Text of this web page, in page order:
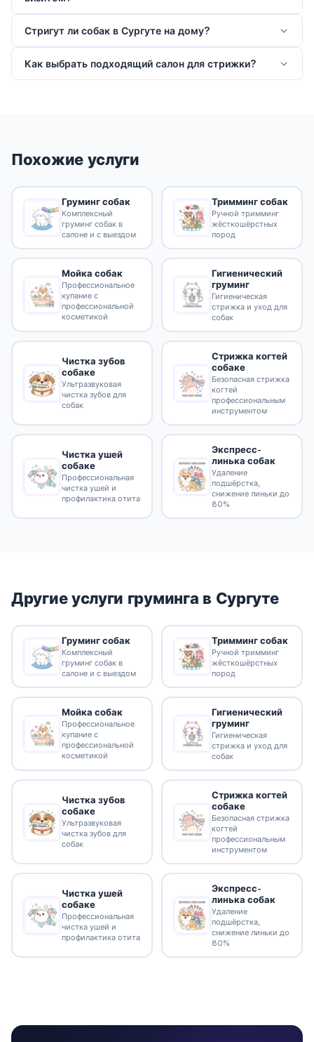
Стригут ли собак в Сургуте на дому?
Как выбрать подходящий салон для стрижки?
Похожие услуги
Груминг собак
Комплексный
груминг собак в
салоне и с выездом
Тримминг собак
Ручной тримминг
жёсткошёрстных
пород
Мойка собак
Профессиональное
купание с
профессиональной
косметикой
Гигиенический
груминг
Гигиеническая
стрижка и уход для
собак
Чистка зубов
собаке
Ультразвуковая
чистка зубов для
собак
Стрижка когтей
собаке
Безопасная стрижка
когтей
профессиональным
инструментом
Чистка ушей
собаке
Профессиональная
чистка ушей и
профилактика отита
Экспресс-
линька собак
Удаление
подшёрстка,
снижение линьки до
80%
Другие услуги груминга в Сургуте
Груминг собак
Комплексный
груминг собак в
салоне и с выездом
Тримминг собак
Ручной тримминг
жёсткошёрстных
пород
Мойка собак
Профессиональное
купание с
профессиональной
косметикой
Гигиенический
груминг
Гигиеническая
стрижка и уход для
собак
Чистка зубов
собаке
Ультразвуковая
чистка зубов для
собак
Стрижка когтей
собаке
Безопасная стрижка
когтей
профессиональным
инструментом
Чистка ушей
собаке
Профессиональная
чистка ушей и
профилактика отита
Экспресс-
линька собак
Удаление
подшёрстка,
снижение линьки до
80%